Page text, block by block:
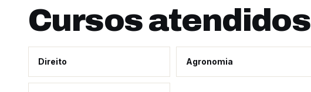
Cursos atendidos
Direito Agronomia